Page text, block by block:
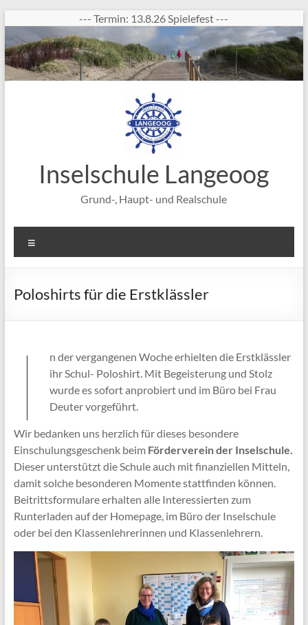
Inhalt
springen
--- Termin: 13.8.26 Spielefest ---
Inselschule Langeoog
Grund-, Haupt- und Realschule
Poloshirts für die Erstklässler
I
n der vergangenen Woche erhielten die Erstklässler
ihr Schul- Poloshirt. Mit Begeisterung und Stolz
wurde es sofort anprobiert und im Büro bei Frau
Deuter vorgeführt.
Wir bedanken uns herzlich für dieses besondere
Einschulungsgeschenk beim Förderverein der Inselschule.
Dieser unterstützt die Schule auch mit finanziellen Mitteln,
damit solche besonderen Momente stattfinden können.
Beitrittsformulare erhalten alle Interessierten zum
Runterladen auf der Homepage, im Büro der Inselschule
oder bei den Klassenlehrerinnen und Klassenlehrern.